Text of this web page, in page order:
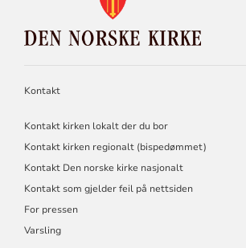
NORSKE
KIRKE
Kontakt
Kontakt kirken lokalt der du bor
Kontakt kirken regionalt (bispedømmet)
Kontakt Den norske kirke nasjonalt
Kontakt som gjelder feil på nettsiden
For pressen
Varsling